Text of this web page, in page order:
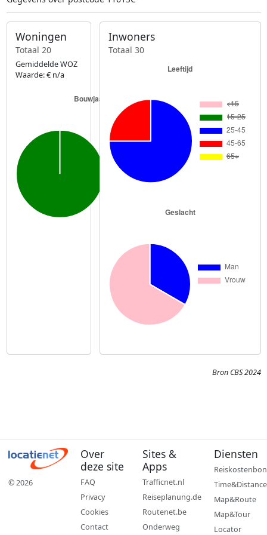
Woningen
Totaal 20
Gemiddelde WOZ
Waarde: € n/a
Inwoners
Totaal 30
Bron CBS 2024
© 2026
Over
deze site
FAQ
Privacy
Cookies
Contact
Sites &
Apps
Trafficnet.nl
Reiseplanung.de
Routenet.be
Onderweg
Diensten
Reiskostenbon
Time&Distance
Map&Route
Map&Tour
Locator